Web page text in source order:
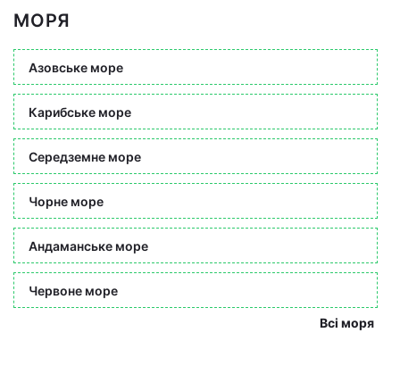
МОРЯ
Азовське море
Карибське море
Середземне море
Чорне море
Андаманське море
Червоне море
Всі моря